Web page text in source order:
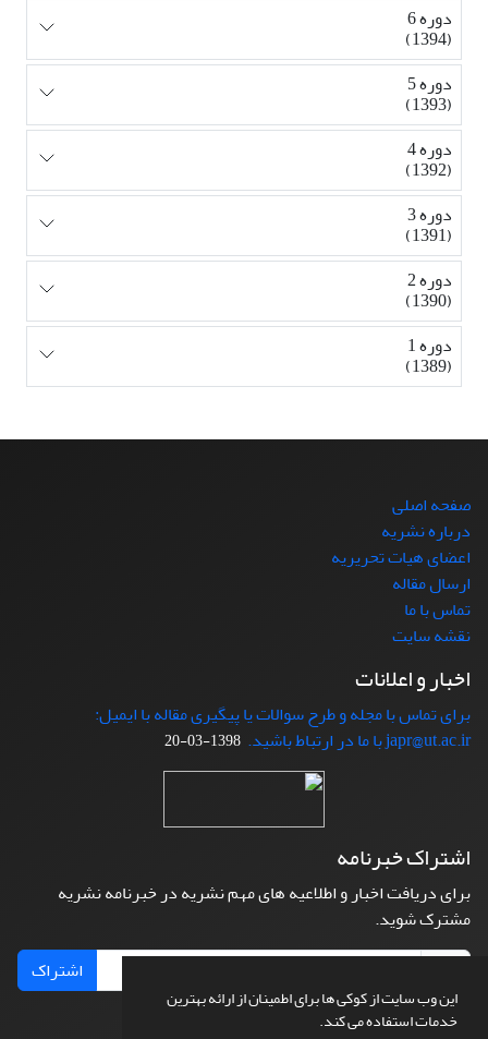
این وب سایت از کوکی ها برای اطمینان از ارائه بهترین
خدمات استفاده می کند.
دوره 6
(1394)
دوره 5
(1393)
دوره 4
(1392)
دوره 3
(1391)
دوره 2
(1390)
دوره 1
(1389)
صفحه اصلی
درباره نشریه
اعضای هیات تحریریه
ارسال مقاله
تماس با ما
نقشه سایت
اخبار و اعلانات
برای تماس با مجله و طرح سوالات یا پیگیری مقاله با ایمیل:
japr@ut.ac.ir با ما در ارتباط باشید.
1398-03-20
اشتراک خبرنامه
برای دریافت اخبار و اطلاعیه های مهم نشریه در خبرنامه نشریه
مشترک شوید.
اشتراک